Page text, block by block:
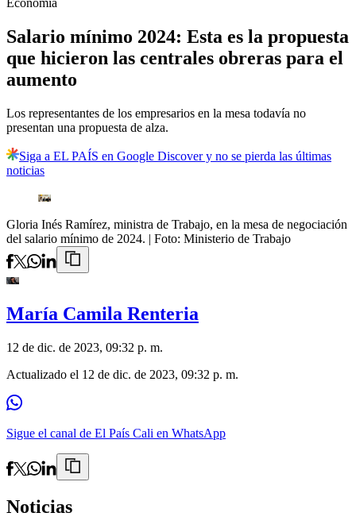
Economía
Salario mínimo 2024: Esta es la propuesta
que hicieron las centrales obreras para el
aumento
Los representantes de los empresarios en la mesa todavía no
presentan una propuesta de alza.
Siga a EL PAÍS en Google Discover y no se pierda las últimas
noticias
Gloria Inés Ramírez, ministra de Trabajo, en la mesa de negociación
del salario mínimo de 2024. | Foto: Ministerio de Trabajo
María Camila Renteria
12 de dic. de 2023, 09:32 p. m.
Actualizado el 12 de dic. de 2023, 09:32 p. m.
Sigue el canal de El País Cali en WhatsApp
Noticias